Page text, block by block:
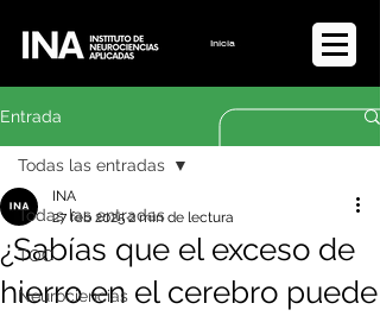
Iniciar sesión
Entrada
Todas las entradas
TOC
Neurociencias
Todas las entradas
¿Sabías que el exceso de
hierro en el cerebro puede
INA
27 feb 20252 min de lectura